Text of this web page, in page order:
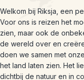
Welkom bij Riksja, een
Voor ons is reizen het
zien, maar ook de
de wereld over en
doen we samen met
het land laten zien. Het
dichtbij de natuur en in